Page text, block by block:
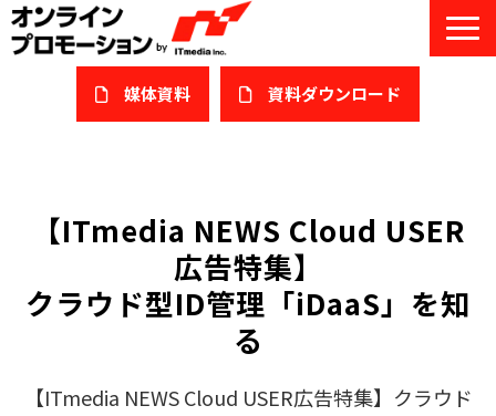
媒体資料 ​資料ダウンロード
サービスガイド/お役立ち資料
課題/ターゲット別で探す
【ITmedia NEWS Cloud USER
広告特集】
クラウド型ID管理「iDaaS」を知
る
【ITmedia NEWS Cloud USER広告特集】クラウド